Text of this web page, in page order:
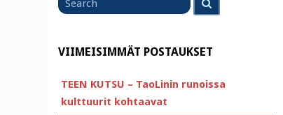
for
VIIMEISIMMÄT POSTAUKSET
TEEN KUTSU – TaoLinin runoissa
kulttuurit kohtaavat